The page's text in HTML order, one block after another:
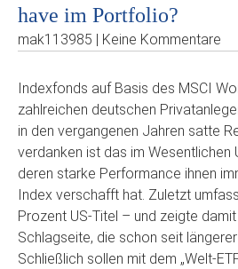
have im Portfolio?
mak113985 | Keine Kommentare
Indexfonds auf Basis des MSCI
zahlreichen deutschen
in den vergangenen Jahren satte
verdanken ist das im Wesentlichen
deren starke Performance ihnen
Index verschafft hat. Zuletzt
Prozent US-Titel – und zeigte
Schlagseite, die schon seit
Schließlich sollen mit dem „Welt-